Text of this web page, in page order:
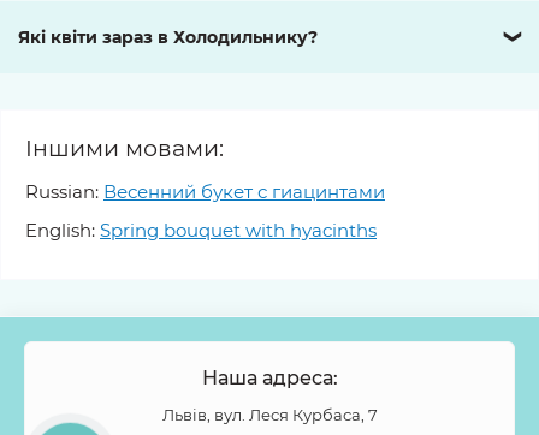
Які квіти зараз в Холодильнику? ❯
Іншими мовами:
Russian: Весенний букет с гиацинтами
English: Spring bouquet with hyacinths
Наша адреса:
Львів, вул. Леся Курбаса, 7